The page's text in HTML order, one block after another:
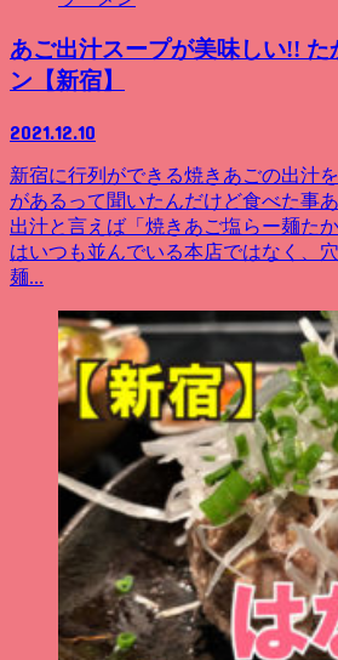
あご出汁スープが美味しい!! た
ン【新宿】
2021.12.10
新宿に行列ができる焼きあごの出汁
があるって聞いたんだけど食べた事
出汁と言えば「焼きあご塩らー麺た
はいつも並んでいる本店ではなく、
麺...